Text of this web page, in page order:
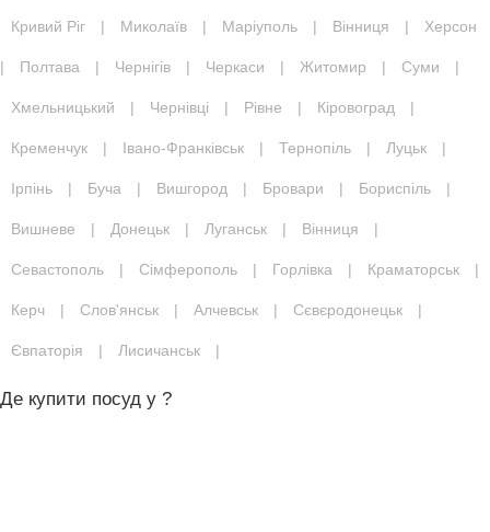
Кривий Ріг | Миколаїв | Маріуполь | Вінниця | Херсон
| Полтава | Чернігів | Черкаси | Житомир | Суми |
Хмельницький | Чернівці | Рівне | Кіровоград |
Кременчук | Івано-Франківськ | Тернопіль | Луцьк |
Ірпінь | Буча | Вишгород | Бровари | Бориспіль |
Вишневе | Донецьк | Луганськ | Вінниця |
Севастополь | Сімферополь | Горлівка | Краматорськ |
Керч | Слов'янськ | Алчевськ | Сєвєродонецьк |
Євпаторія | Лисичанськ |
Де купити посуд у ?